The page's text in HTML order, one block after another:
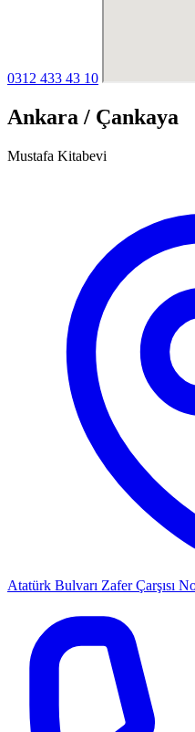
0312 433 43 10
Ankara / Çankaya
Mustafa Kitabevi
Atatürk Bulvarı Zafer Çarşısı